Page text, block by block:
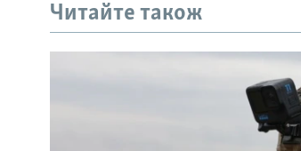
Читайте також